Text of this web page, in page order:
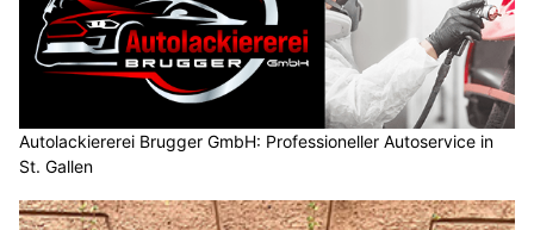
Autolackiererei Brugger GmbH: Professioneller Autoservice in
St. Gallen